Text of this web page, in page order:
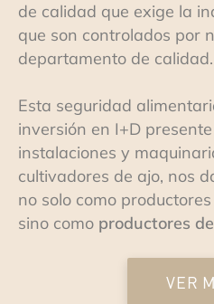
de calidad que exige la
que son controlados por
departamento de calidad.
Esta seguridad
inversión en I+D
instalaciones y
cultivadores de ajo, nos
no solo como
sino como productores
VER